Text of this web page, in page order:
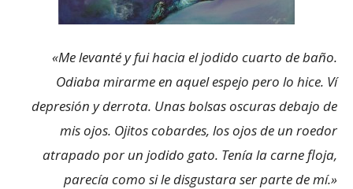
«Me levanté y fui hacia el jodido cuarto de baño.
Odiaba mirarme en aquel espejo pero lo hice. Ví
depresión y derrota. Unas bolsas oscuras debajo de
mis ojos. Ojitos cobardes, los ojos de un roedor
atrapado por un jodido gato. Tenía la carne floja,
parecía como si le disgustara ser parte de mí.»